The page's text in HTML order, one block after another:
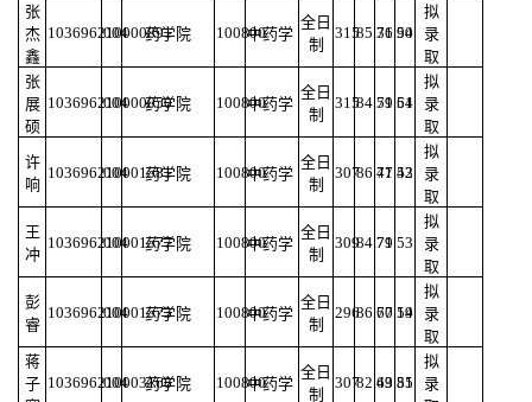
张
杰
鑫
103696210000891
004 药学院 100800中药学
全日
制
31585.3671.94
50
拟
录
取
张
展
硕
103696210000050
004 药学院 100800中药学
全日
制
31584.5971.64
51
拟
录
取
许
响
103696210001581
004 药学院 100800中药学
全日
制
30786.4771.43
52
拟
录
取
王
冲
103696210001577
004 药学院 100800中药学
全日
制
30984.79
71 53
拟
录
取
彭
睿
103696210001573
004 药学院 100800中药学
全日
制
29686.6770.19
54
拟
录
取
蒋
子 103696210003168
004 药学院 100800中药学
全日
制
30782.4369.81
55
拟
录